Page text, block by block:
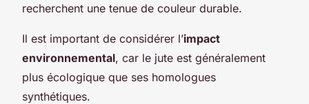
recherchent une tenue de couleur durable.
Il est important de considérer l’impact
environnemental, car le jute est généralement
plus écologique que ses homologues
synthétiques.